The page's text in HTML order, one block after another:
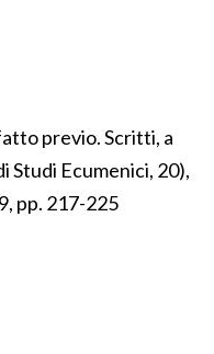
previo. Scritti, a
Studi Ecumenici, 20),
pp. 217-225